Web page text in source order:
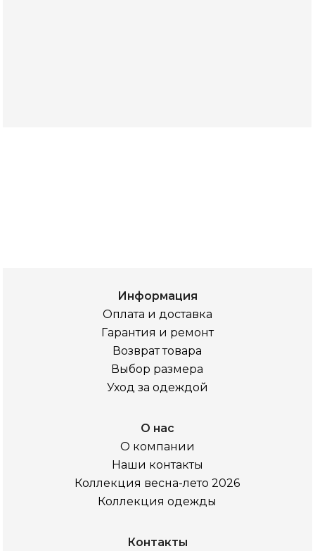
Информация
Оплата и доставка
Гарантия и ремонт
Возврат товара
Выбор размера
Уход за одеждой
О нас
О компании
Наши контакты
Коллекция весна-лето 2026
Коллекция одежды
Контакты